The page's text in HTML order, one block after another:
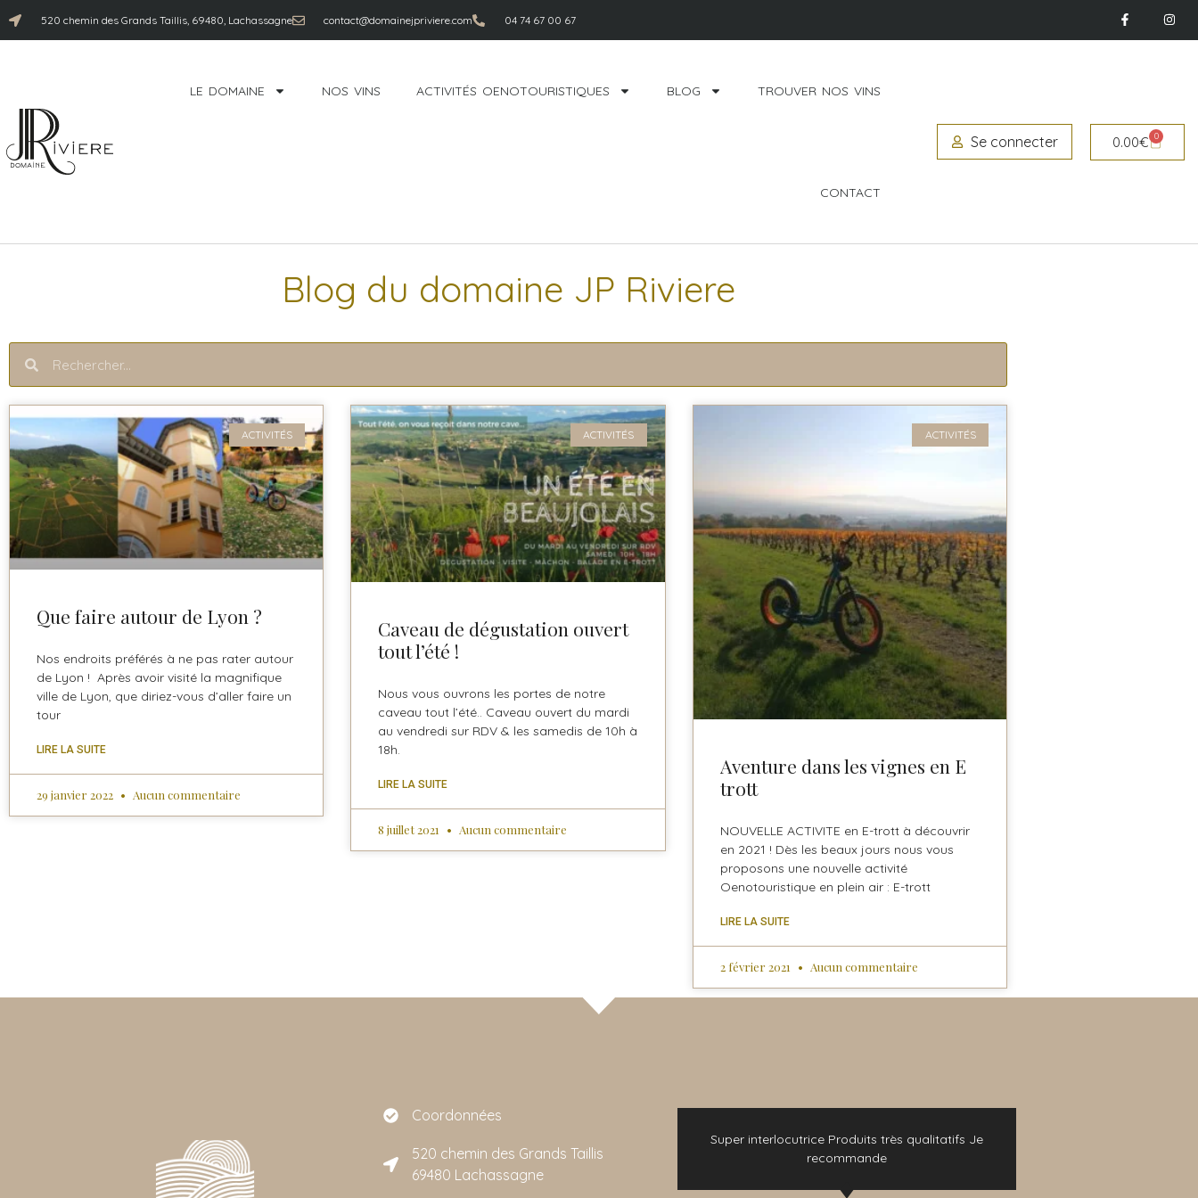
520 chemin des Grands Taillis, 69480, Lachassagne contact@domainejpriviere.com 04 74 67 00 67
LE DOMAINE NOS VINS ACTIVITÉS OENOTOURISTIQUES BLOG TROUVER NOS VINS
CONTACT
Se connecter 0.00€ 0
Blog du domaine JP Riviere
ACTIVITÉS
Que faire autour de Lyon ?
Nos endroits préférés à ne pas rater autour
de Lyon ! Après avoir visité la magnifique
ville de Lyon, que diriez-vous d’aller faire un
tour
LIRE LA SUITE
29 janvier 2022 Aucun commentaire
ACTIVITÉS
Caveau de dégustation ouvert
tout l’été !
Nous vous ouvrons les portes de notre
caveau tout l’été.. Caveau ouvert du mardi
au vendredi sur RDV & les samedis de 10h à
18h.
LIRE LA SUITE
8 juillet 2021 Aucun commentaire
ACTIVITÉS
Aventure dans les vignes en E
trott
NOUVELLE ACTIVITE en E-trott à découvrir
en 2021 ! Dès les beaux jours nous vous
proposons une nouvelle activité
Oenotouristique en plein air : E-trott
LIRE LA SUITE
2 février 2021 Aucun commentaire
Coordonnées
520 chemin des Grands Taillis
69480 Lachassagne
est remarquable et son rapport qualité/prix est
imbattable.
Super interlocutrice Produits très qualitatifs Je
recommande